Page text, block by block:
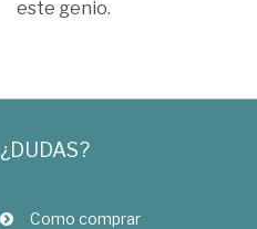
este genio.
¿DUDAS?
Como comprar